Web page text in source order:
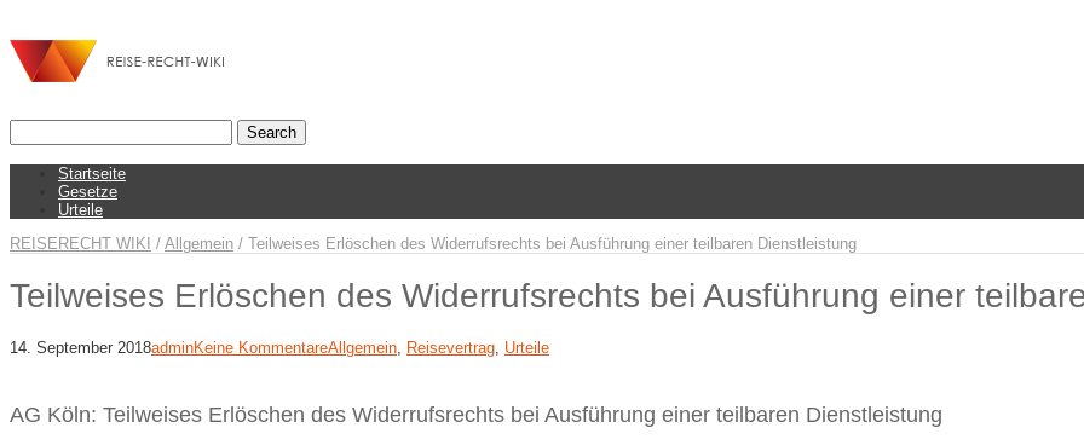
Startseite
Gesetze
Urteile
REISERECHT WIKI / Allgemein / Teilweises Erlöschen des Widerrufsrechts bei Ausführung einer teilbaren Dienstleistung
Teilweises Erlöschen des Widerrufsrechts bei Ausführung einer
14. September 2018adminKeine KommentareAllgemein Reisevertrag Urteile
AG Köln: Teilweises Erlöschen des Widerrufsrechts bei Ausführung einer teilbaren Dienstleistung